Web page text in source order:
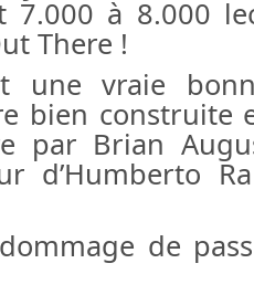
7.000 à 8.000
There !
une vraie
bien construite
par Brian
d’Humberto
de